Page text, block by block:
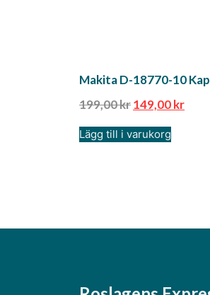
Makita D-18770-10
199,00kr149,00kr
Lägg till i varukorg